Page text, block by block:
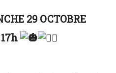
29 OCTOBRE